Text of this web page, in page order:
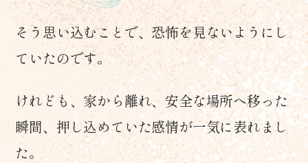
そう思い込むことで、恐怖を見ないようにし
ていたのです。
けれども、家から離れ、安全な場所へ移った
瞬間、押し込めていた感情が一気に表れまし
た。